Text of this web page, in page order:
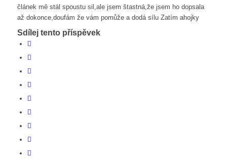
článek mě stál spoustu sil,ale jsem štastná,že jsem ho dopsala
až dokonce,doufám že vám pomůže a dodá sílu Zatím ahojky
Sdílej tento příspěvek